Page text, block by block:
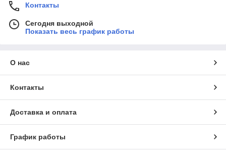
Контакты
Сегодня выходной
Показать весь график работы
О нас
Контакты
Доставка и оплата
График работы